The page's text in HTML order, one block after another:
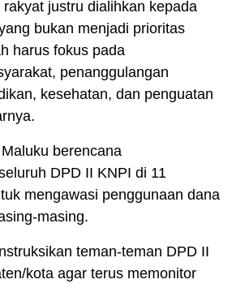
justru dialihkan kepada
bukan menjadi prioritas
harus fokus pada
penanggulangan
kesehatan, dan penguatan
berencana
DPD II KNPI di 11
mengawasi penggunaan dana
masing.
teman-teman DPD II
kota agar terus memonitor